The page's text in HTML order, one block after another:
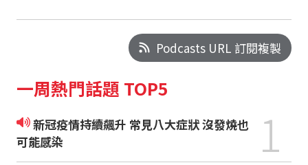
Podcasts URL 訂閱複製
一周熱門話題 TOP5
新冠疫情持續飆升 常見八大症狀 沒發燒也
可能感染
1